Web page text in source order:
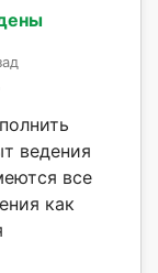
ведения
все
как